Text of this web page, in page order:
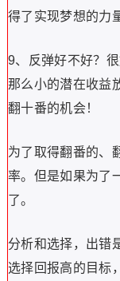
得了实现梦想的力
9、反弹好不好？
那么小的潜在收益
翻十番的机会！
为了取得翻番的、
率。但是如果为了
了。
分析和选择，出错
选择回报高的目标